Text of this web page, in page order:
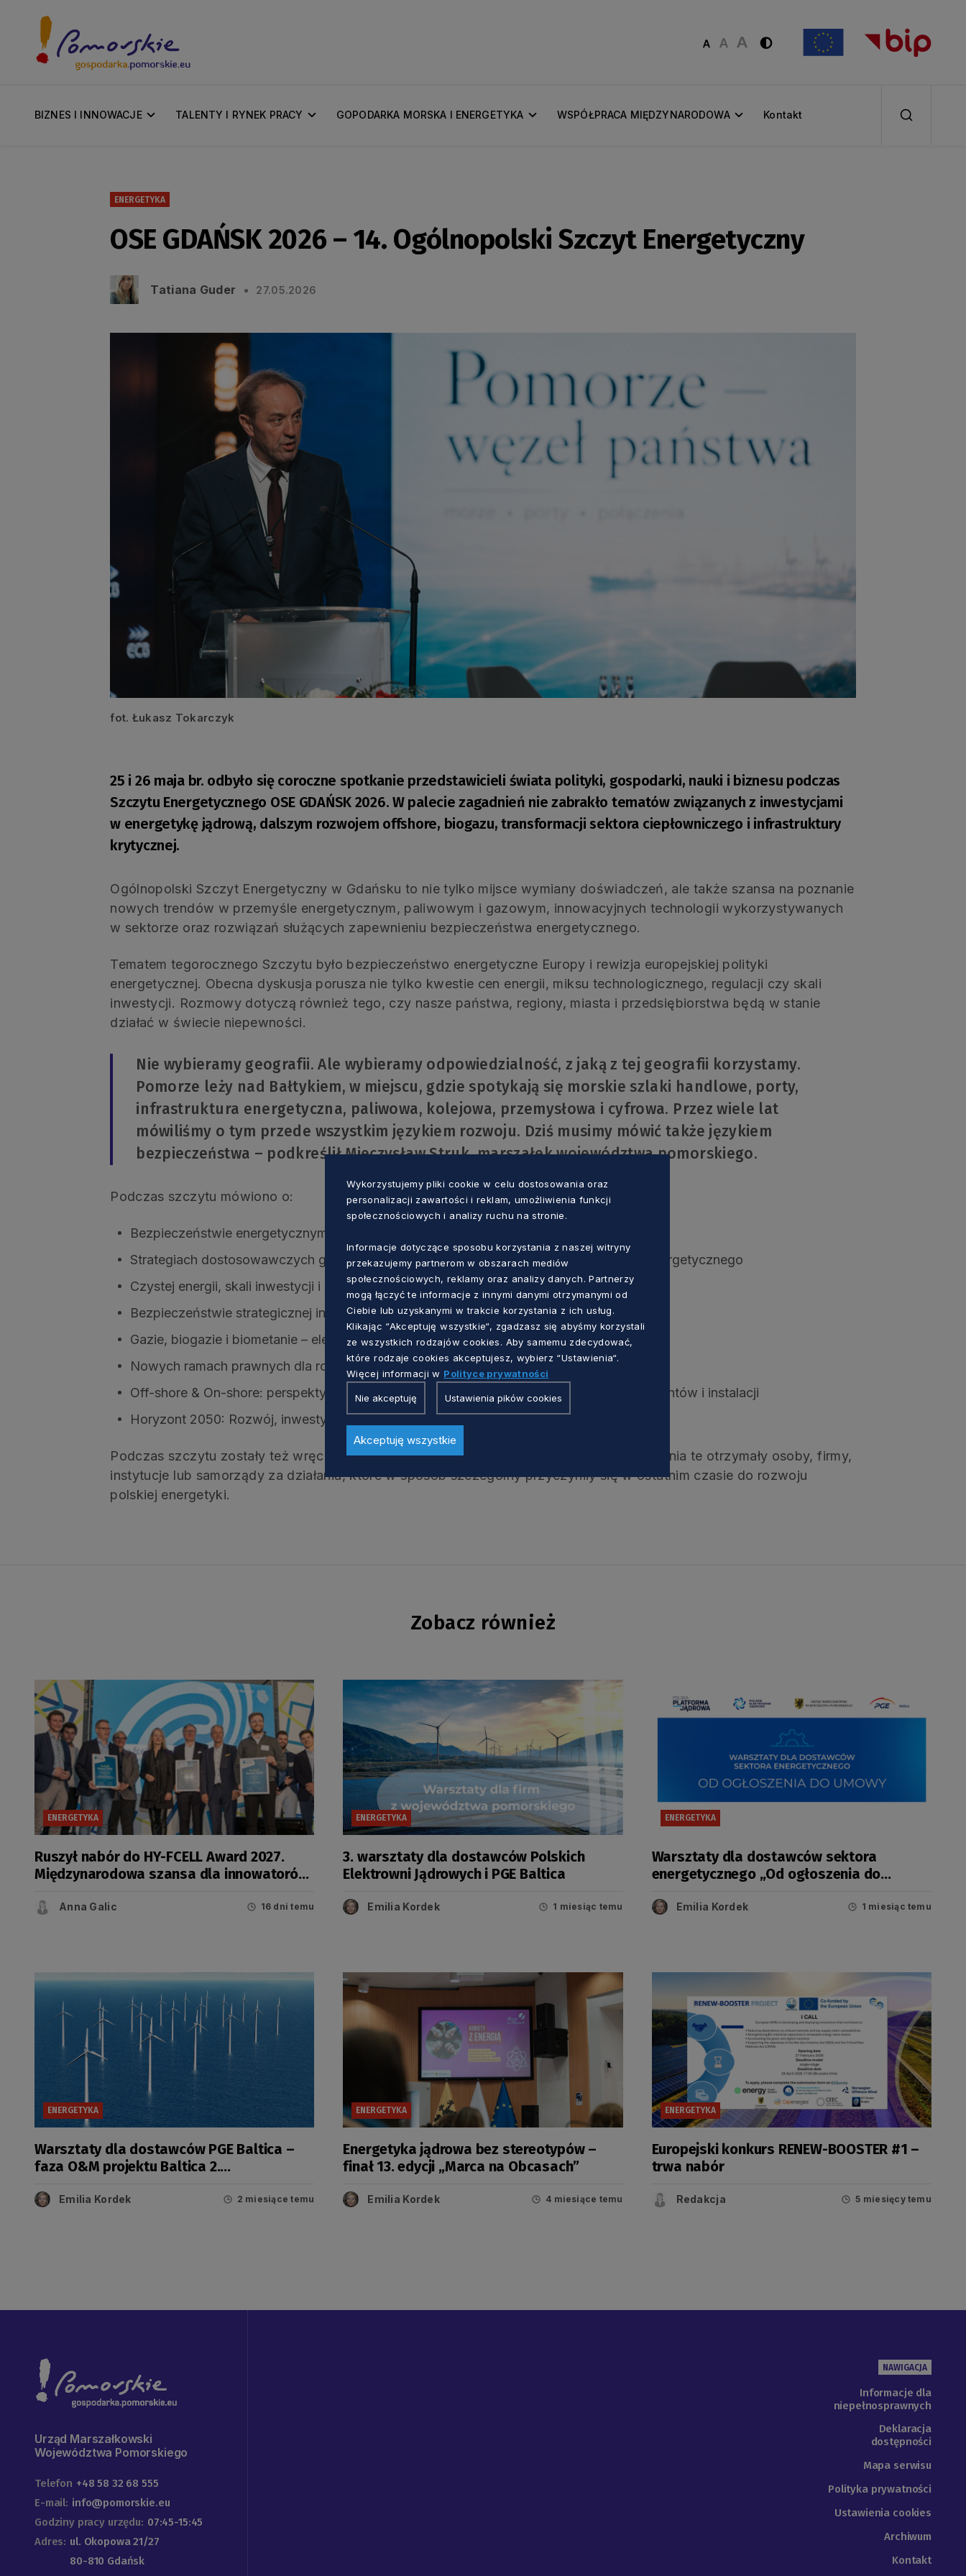
BIZNES I INNOWACJE TALENTY I RYNEK PRACY GOPODARKA MORSKA I ENERGETYKA WSPÓŁPRACA MIĘDZYNARODOWA Kontakt
ENERGETYKA
OSE GDAŃSK 2026 – 14. Ogólnopolski Szczyt Energetyczny
Tatiana Guder 27.05.2026
fot. Łukasz Tokarczyk
25 i 26 maja br. odbyło się coroczne spotkanie przedstawicieli świata polityki, gospodarki, nauki i biznesu podczas
Szczytu Energetycznego OSE GDAŃSK 2026. W palecie zagadnień nie zabrakło tematów związanych z inwestycjami
w energetykę jądrową, dalszym rozwojem offshore, biogazu, transformacji sektora ciepłowniczego i infrastruktury
krytycznej.
Ogólnopolski Szczyt Energetyczny w Gdańsku to nie tylko mijsce wymiany doświadczeń, ale także szansa na poznanie
nowych trendów w przemyśle energetycznym, paliwowym i gazowym, innowacyjnych technologii wykorzystywanych
w sektorze oraz rozwiązań służących zapewnieniu bezpieczeństwa energetycznego.
Tematem tegorocznego Szczytu było bezpieczeństwo energetyczne Europy i rewizja europejskiej polityki
energetycznej. Obecna dyskusja porusza nie tylko kwestie cen energii, miksu technologicznego, regulacji czy skali
inwestycji. Rozmowy dotyczą również tego, czy nasze państwa, regiony, miasta i przedsiębiorstwa będą w stanie
działać w świecie niepewności.
Nie wybieramy geografii. Ale wybieramy odpowiedzialność, z jaką z tej geografii korzystamy.
Pomorze leży nad Bałtykiem, w miejscu, gdzie spotykają się morskie szlaki handlowe, porty,
infrastruktura energetyczna, paliwowa, kolejowa, przemysłowa i cyfrowa. Przez wiele lat
mówiliśmy o tym przede wszystkim językiem rozwoju. Dziś musimy mówić także językiem
bezpieczeństwa – podkreślił Mieczysław Struk, marszałek województwa pomorskiego.
Podczas szczytu mówiono o:
Bezpieczeństwie energetycznym Europy – rewizji europejskiej polityki energetycznej
Strategiach dostosowawczych grup energetycznych w procesie transformacji sektora energetycznego
Czystej energii, skali inwestycji i kluczowych projektach
Bezpieczeństwie strategicznej infrastruktury energetycznej
Gazie, biogazie i biometanie – elementach budowania efektywnej energetyki rozproszonej
Nowych ramach prawnych dla rozwoju ciepłownictwa i kogeneracji
Off-shore & On-shore: perspektywy rozwoju, skala projektów, Polscy wytwórcy komponentów i instalacji
Horyzont 2050: Rozwój, inwestycje, innowacje – firmy, samorządy, prosumenci
Podczas szczytu zostały też wręczone statuetki „Bursztyn Polskiej Energetyki”. Wyróżnienia te otrzymały osoby, firmy,
instytucje lub samorządy za działania, które w sposób szczególny przyczyniły się w ostatnim czasie do rozwoju
polskiej energetyki.
Zobacz również
ENERGETYKA
Ruszył nabór do HY-FCELL Award 2027.
Międzynarodowa szansa dla innowatorów
Anna Galic 16 dni temu
ENERGETYKA
3. warsztaty dla dostawców Polskich
Elektrowni Jądrowych i PGE Baltica
Emilia Kordek 1 miesiąc temu
ENERGETYKA
Warsztaty dla dostawców sektora
energetycznego „Od ogłoszenia do
Emilia Kordek 1 miesiąc temu
ENERGETYKA
Warsztaty dla dostawców PGE Baltica –
faza O&M projektu Baltica 2.
Emilia Kordek 2 miesiące temu
ENERGETYKA
Energetyka jądrowa bez stereotypów –
finał 13. edycji „Marca na Obcasach”
Emilia Kordek 4 miesiące temu
ENERGETYKA
Europejski konkurs RENEW-BOOSTER #1 –
trwa nabór
Redakcja 5 miesięcy temu
Urząd Marszałkowski
Województwa Pomorskiego
Telefon +48 58 32 68 555
E-mail: info@pomorskie.eu
Godziny pracy urzędu: 07:45-15:45
Adres: ul. Okopowa 21/27
80-810 Gdańsk
NAWIGACJA
Informacje dla
niepełnosprawnych
Deklaracja
dostępności
Mapa serwisu
Polityka prywatności
Ustawienia cookies
Archiwum
Kontakt
Wykorzystujemy pliki cookie w celu dostosowania oraz
personalizacji zawartości i reklam, umożliwienia funkcji
społecznościowych i analizy ruchu na stronie.
Informacje dotyczące sposobu korzystania z naszej witryny
przekazujemy partnerom w obszarach mediów
społecznościowych, reklamy oraz analizy danych. Partnerzy
mogą łączyć te informacje z innymi danymi otrzymanymi od
Ciebie lub uzyskanymi w trakcie korzystania z ich usług.
Klikając “Akceptuję wszystkie“, zgadzasz się abyśmy korzystali
ze wszystkich rodzajów cookies. Aby samemu zdecydować,
które rodzaje cookies akceptujesz, wybierz “Ustawienia“.
Więcej informacji w Polityce prywatności
Nie akceptuję Ustawienia pików cookies
Akceptuję wszystkie